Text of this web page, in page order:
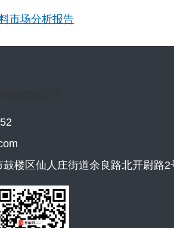
市场分析报告
楼区仙人庄街道余良路北开尉路2